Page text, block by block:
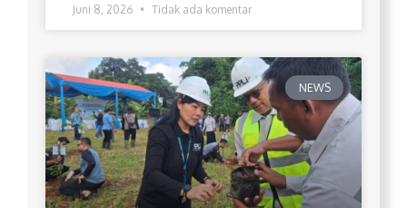
Juni 8, 2026 Tidak ada komentar
NEWS